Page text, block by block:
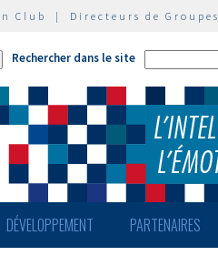
Club | Directeurs de Groupes
Rechercher dans le site
DÉVELOPPEMENT PARTENAIRES